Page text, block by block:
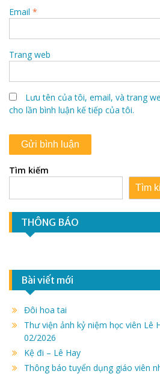
Email *
Trang web
Lưu tên của tôi, email, và trang
cho lần bình luận kế tiếp của tôi.
Tìm kiếm
Tìm
THÔNG BÁO
Bài viết mới
Đôi hoa tai
Thư viện ảnh kỷ niệm học viên Lê
02/2026
Kệ đi – Lê Hay
Thông báo tuyển dụng giáo viên